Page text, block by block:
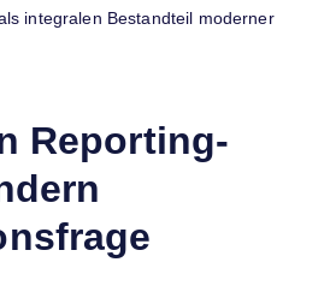
integralen Bestandteil moderner
Reporting-